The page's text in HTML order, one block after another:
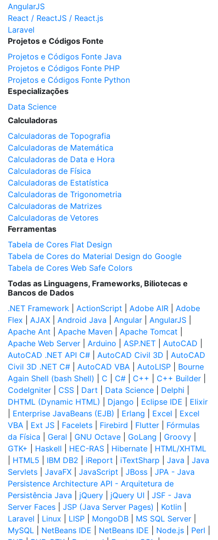
AngularJS
React / ReactJS / React.js
Laravel
Projetos e Códigos Fonte
Projetos e Códigos Fonte Java
Projetos e Códigos Fonte PHP
Projetos e Códigos Fonte Python
Especializações
Data Science
Calculadoras
Calculadoras de Topografia
Calculadoras de Matemática
Calculadoras de Data e Hora
Calculadoras de Física
Calculadoras de Estatística
Calculadoras de Trigonometria
Calculadoras de Matrizes
Calculadoras de Vetores
Ferramentas
Tabela de Cores Flat Design
Tabela de Cores do Material Design do Google
Tabela de Cores Web Safe Colors
Todas as Linguagens, Frameworks, Biliotecas e
Bancos de Dados
.NET Framework
ActionScript Adobe AIR
Adobe
Flex
AJAX Android Java Angular AngularJS
Apache Ant
Apache Maven Apache Tomcat
Apache Web Server
Arduino ASP.NET AutoCAD
AutoCAD .NET API C#
AutoCAD Civil 3D
AutoCAD
Civil 3D .NET C#
AutoCAD VBA AutoLISP
Bourne
Again Shell (bash Shell)
C C# C++ C++ Builder
CodeIgniter
CSS Dart Data Science Delphi
DHTML (Dynamic HTML)
Django Eclipse IDE
Elixir
Enterprise JavaBeans (EJB) Erlang Excel
Excel
VBA
Ext JS Facelets Firebird Flutter
Fórmulas
da Física
Geral GNU Octave GoLang Groovy
GTK+
Haskell HEC-RAS Hibernate
HTML/XHTML
HTML5 IBM DB2 iReport iTextSharp Java
Java
Servlets
JavaFX JavaScript JBoss
JPA - Java
Persistence Architecture API - Arquitetura de
Persistência Java
jQuery jQuery UI
JSF - Java
Server Faces
JSP (Java Server Pages) Kotlin
Laravel
Linux LISP MongoDB MS SQL Server
MySQL
NetBeans IDE NetBeans IDE Node.js Perl